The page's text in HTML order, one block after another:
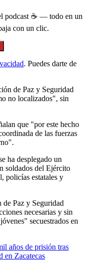
podcast ☕ — todo en un
con un clic.
. Puedes darte de
de Paz y Seguridad
no localizados", sin
que "por este hecho
de las fuerzas
ha desplegado un
soldados del Ejército
policías estatales y
de Paz y Seguridad
necesarias y sin
secuestrados en
años de prisión tras
en Zacatecas